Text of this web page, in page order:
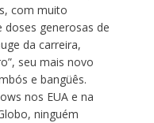
com muito
generosas de
da carreira,
seu mais novo
e bangüês.
nos EUA e na
ninguém